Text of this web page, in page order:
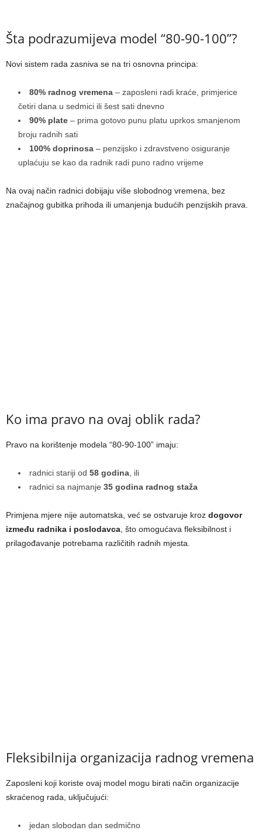
Šta podrazumijeva model “80-90-100”?
Novi sistem rada zasniva se na tri osnovna principa:
80% radnog vremena – zaposleni radi kraće, primjerice
četiri dana u sedmici ili šest sati dnevno
90% plate – prima gotovo punu platu uprkos smanjenom
broju radnih sati
100% doprinosa – penzijsko i zdravstveno osiguranje
uplaćuju se kao da radnik radi puno radno vrijeme
Na ovaj način radnici dobijaju više slobodnog vremena, bez
značajnog gubitka prihoda ili umanjenja budućih penzijskih prava.
Ko ima pravo na ovaj oblik rada?
Pravo na korištenje modela “80-90-100” imaju:
radnici stariji od 58 godina , ili
radnici sa najmanje 35 godina radnog staža
Primjena mjere nije automatska, već se ostvaruje kroz dogovor
između radnika i poslodavca , što omogućava fleksibilnost i
prilagođavanje potrebama različitih radnih mjesta.
Fleksibilnija organizacija radnog vremena
Zaposleni koji koriste ovaj model mogu birati način organizacije
skraćenog rada, uključujući:
jedan slobodan dan sedmično